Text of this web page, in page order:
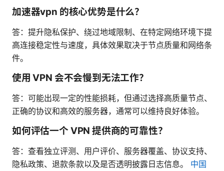
加速器vpn 的核心优势是什么？
答：提升隐私保护、绕过地域限制、在特定网络环境下提
高连接稳定性与速度，具体效果取决于节点质量和网络条
件。
使用 VPN 会不会慢到无法工作？
答：可能出现一定的性能损耗，但通过选择高质量节点、
正确的协议和高效的服务器，通常可以维持良好体验。
如何评估一个 VPN 提供商的可靠性？
答：查看独立评测、用户评价、服务器覆盖、协议支持、
隐私政策、退款条款以及是否透明披露日志信息。 中国